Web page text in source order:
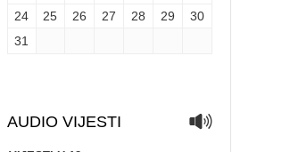
24
25 26 27 28 29
30
31
AUDIO VIJESTI